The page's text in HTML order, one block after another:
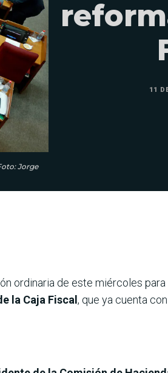
Jorge
11
ordinaria de este miércoles para
la Caja Fiscal, que ya cuenta